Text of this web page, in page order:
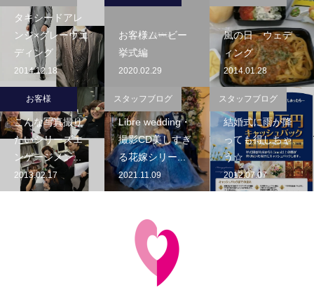
タキシードアレ
ンジ×グレーウエ
ディング
2014.12.18
お客様ムービー
挙式編
2020.02.29
風の日 ウェデ
ィング
2014.01.28
こんな写真撮り
たいシリーズエ
ンゲージメン...
2013.02.17
お客様
Libre wedding・
撮影CD美しすぎ
る花嫁シリー...
2021.11.09
スタッフブログ
結婚式に雨が降
っても得しちゃ
う☆
2012.07.07
スタッフブログ